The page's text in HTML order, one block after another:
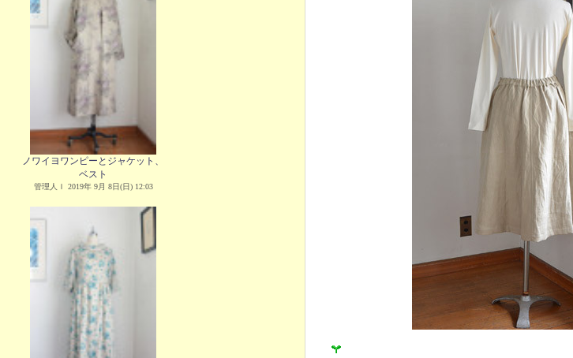
ノワイヨワンピーとジャケット、
ベスト
管理人Ｉ 2019年 9月 8日(日) 12:03